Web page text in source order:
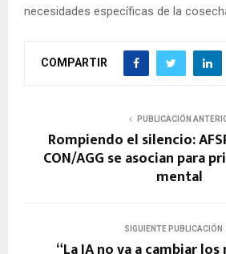
necesidades específicas de la
COMPARTIR
PUBLICACIÓN
Rompiendo el silencio:
CON/AGG se asocian para
mental
SIGUIENTE PUBLICACIÓN